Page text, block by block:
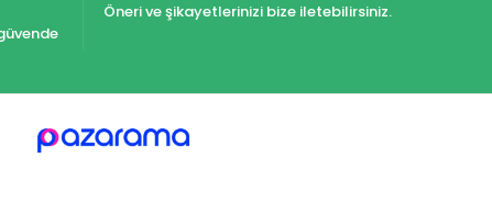
Öneri ve şikayetlerinizi bize iletebilirsiniz.